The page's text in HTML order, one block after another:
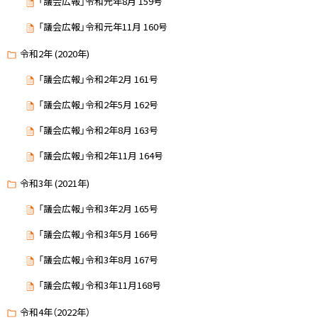
「議会広報」令和元年11月 160号
令和2年 (2020年)
「議会広報」令和2年2月 161号
「議会広報」令和2年5月 162号
「議会広報」令和2年8月 163号
「議会広報」令和2年11月 164号
令和3年 (2021年)
「議会広報」令和3年2月 165号
「議会広報」令和3年5月 166号
「議会広報」令和3年8月 167号
「議会広報」令和3年11月168号
令和4年（2022年）